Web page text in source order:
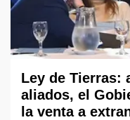
Ley de Tierras:
aliados, el
la venta a